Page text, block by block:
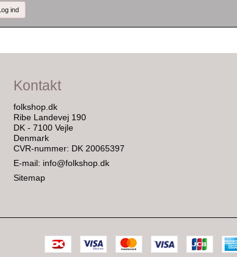
ind
Kontakt
folkshop.dk
Ribe Landevej 190
DK - 7100 Vejle
Denmark
CVR-nummer: DK 20065397
E-mail: info@folkshop.dk
Sitemap